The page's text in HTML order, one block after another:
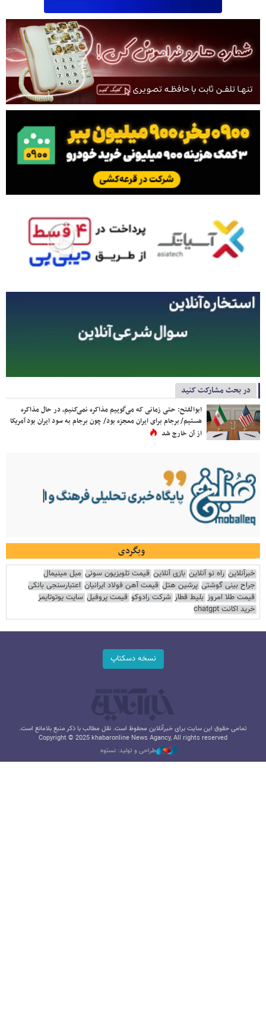
در بحث مشارکت کنید
ابوالفتح: حتی زمانی که می‌گوییم مذاکره نمی‌کنیم، در حال مذاکره
هستیم/ برجام برای ایران معجزه بود/ چون برجام به سود ایران بود آمریکا
از آن خارج شد
وبگردی
خبرآنلاین راه نو آنلاین بازی آنلاین قیمت تلویزیون سونی مبل مینیمال
جراح بینی گوشتی پرشین هتل قیمت آهن فولاد ایرانیان اعتبارسنجی بانکی
قیمت طلا امروز بلیط قطار شرکت رادوکو قیمت پروفیل سایت یوتوتایمز
خرید اکانت chatgpt
نسخه دسکتاپ
تمامی حقوق این سایت برای خبرآنلاین محفوظ است. نقل مطالب با ذکر منبع بلامانع است.
Copyright © 2025 khabaronline News Agancy, All rights reserved
طراحی و تولید: نستوه